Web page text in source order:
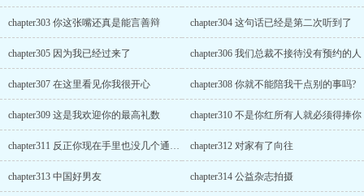
chapter303 你这张嘴还真是能言善辩 chapter304 这句话已经是第二次听到了
chapter305 因为我已经过来了 chapter306 我们总裁不接待没有预约的人
chapter307 在这里看见你我很开心 chapter308 你就不能陪我干点别的事吗?
chapter309 这是我欢迎你的最高礼数 chapter310 不是你红所有人就必须得捧你
chapter311 反正你现在手里也没几个通告了 chapter312 对家有了向往
chapter313 中国好男友 chapter314 公益杂志拍摄